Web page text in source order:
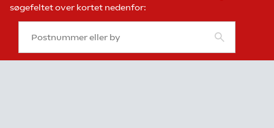
søgefeltet over kortet nedenfor: